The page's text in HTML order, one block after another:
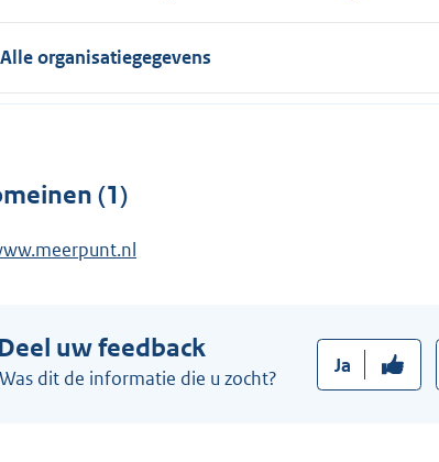
Alle organisatiegegevens
(1)
uw feedback
Was dit de informatie die u zocht?
Ja